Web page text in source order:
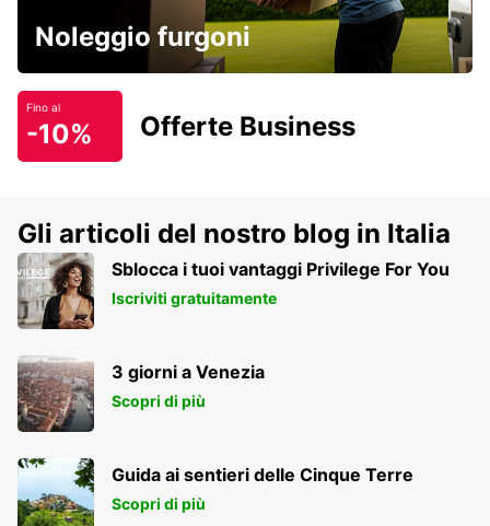
Noleggio furgoni
Fino al
-10% Offerte Business
Gli articoli del nostro blog in Italia
Sblocca i tuoi vantaggi Privilege For You
Iscriviti gratuitamente
3 giorni a Venezia
Scopri di più
Guida ai sentieri delle Cinque Terre
Scopri di più